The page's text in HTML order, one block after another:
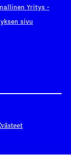
Yritys -
sivu